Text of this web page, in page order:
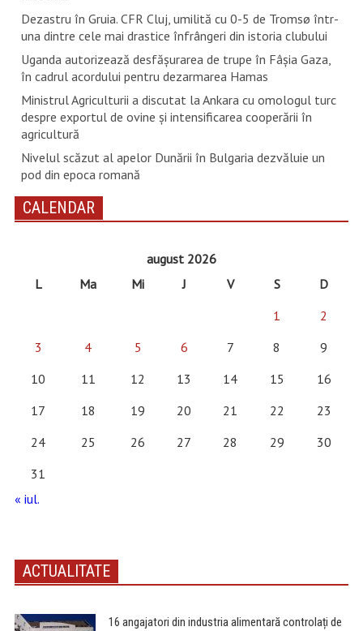
Dezastru în Gruia. CFR Cluj, umilită cu 0-5 de Tromsø într-
una dintre cele mai drastice înfrângeri din istoria clubului
Uganda autorizează desfăşurarea de trupe în Fâşia Gaza,
în cadrul acordului pentru dezarmarea Hamas
Ministrul Agriculturii a discutat la Ankara cu omologul turc
despre exportul de ovine și intensificarea cooperării în
agricultură
Nivelul scăzut al apelor Dunării în Bulgaria dezvăluie un
pod din epoca romană
CALENDAR
august 2026
L
Ma Mi J V S
D
1
2
3
4 5 6 7 8
9
10
11 12 13 14 15
16
17
18 19 20 21 22
23
24
25 26 27 28 29
30
31
« iul.
ACTUALITATE
16 angajatori din industria alimentară controlați de